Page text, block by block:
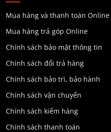
Mua hàng và thanh toán Online
Mua hàng trả góp Online
Chính sách bảo mật thông tin
Chính sách đổi trả hàng
Chính sách bảo trì, bảo hành
Chính sách vận chuyển
Chính sách kiểm hàng
Chính sách thanh toán